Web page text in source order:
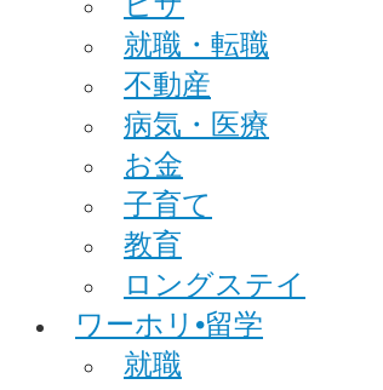
就職・転職
不動産
病気・医療
お金
子育て
教育
ロングステイ
ワーホリ•留学
就職